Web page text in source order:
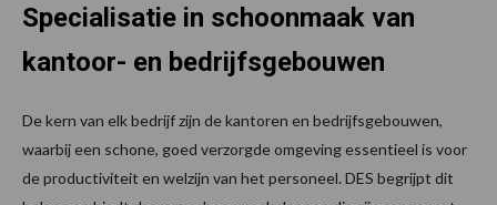
Specialisatie in schoonmaak van
kantoor- en bedrijfsgebouwen
De kern van elk bedrijf zijn de kantoren en bedrijfsgebouwen,
waarbij een schone, goed verzorgde omgeving essentieel is voor
de productiviteit en welzijn van het personeel. DES begrijpt dit